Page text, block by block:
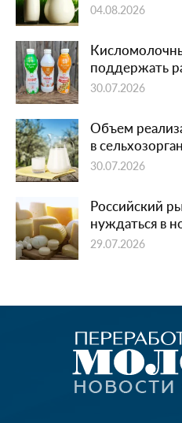
04.08.2026
поддержать
30.07.2026
Объем
в
30.07.2026
Российский
нуждаться в
29.07.2026